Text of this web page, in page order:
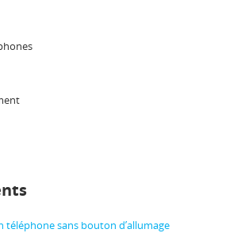
téléphone sans bouton d’allumage